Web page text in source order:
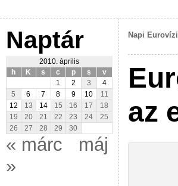
Naptár
2010. április
h
K s c p s
v
1
2 3
4
5
6 7 8 9 10
11
12
13 14 15 16 17
18
19
20 21 22 23 24
25
26
27 28 29 30
« márc
máj
»
Napi
az